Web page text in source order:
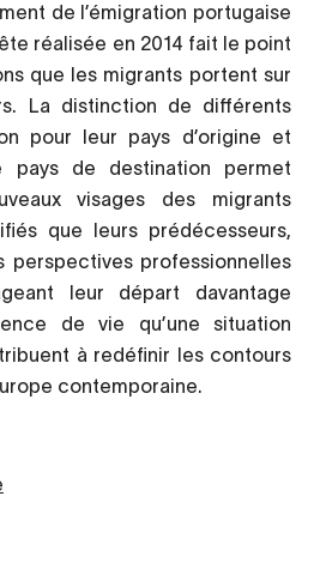
de l’émigration portugaise
réalisée en 2014 fait le point
que les migrants portent sur
La distinction de différents
pour leur pays d’origine et
pays de destination permet
visages des migrants
que leurs prédécesseurs,
perspectives professionnelles
leur départ davantage
de vie qu’une situation
à redéfinir les contours
contemporaine.